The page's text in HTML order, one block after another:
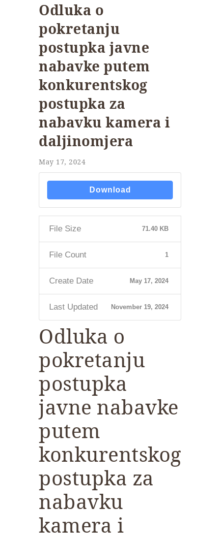
Odluka o
pokretanju
postupka javne
nabavke putem
konkurentskog
postupka za
nabavku kamera i
daljinomjera
May 17, 2024
Download
File Size 71.40 KB
File Count 1
Create Date May 17, 2024
Last Updated November 19, 2024
Odluka o
pokretanju
postupka
javne nabavke
putem
konkurentskog
postupka za
nabavku
kamera i